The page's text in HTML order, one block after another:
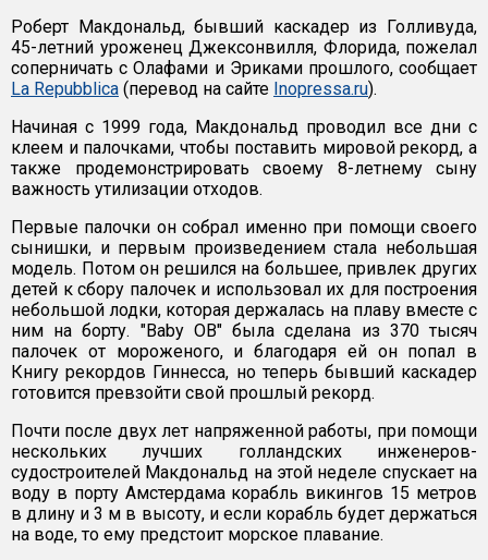
Роберт Макдональд, бывший каскадер из Голливуда,
45-летний уроженец Джексонвилля, Флорида, пожелал
соперничать с Олафами и Эриками прошлого, сообщает
La Repubblica (перевод на сайте Inopressa.ru).
Начиная с 1999 года, Макдональд проводил все дни с
клеем и палочками, чтобы поставить мировой рекорд, а
также продемонстрировать своему 8-летнему сыну
важность утилизации отходов.
Первые палочки он собрал именно при помощи своего
сынишки, и первым произведением стала небольшая
модель. Потом он решился на большее, привлек других
детей к сбору палочек и использовал их для построения
небольшой лодки, которая держалась на плаву вместе с
ним на борту. "Baby OB" была сделана из 370 тысяч
палочек от мороженого, и благодаря ей он попал в
Книгу рекордов Гиннесса, но теперь бывший каскадер
готовится превзойти свой прошлый рекорд.
Почти после двух лет напряженной работы, при помощи
нескольких лучших голландских инженеров-
судостроителей Макдональд на этой неделе спускает на
воду в порту Амстердама корабль викингов 15 метров
в длину и 3 м в высоту, и если корабль будет держаться
на воде, то ему предстоит морское плавание.